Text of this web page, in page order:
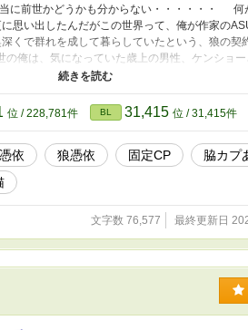
に前世かどうかも分からない・・・・・・ 何
思い出したんだがこの世界って、俺が作家の
で群れを成して暮らしていたという、狼の契
俺は、気になっていた歳上の男性、ケンショ
絶滅したかもと言われる山狼族を探しているわ
の世界でケンショーさんにガッツリ捕まり溺愛
魔王に溺愛される」から続く異世界と同じ世界
章「前世の記憶」は、これまでの物語の説明が
心でお読みいただけると助かります。 ☆そこま
位 / 228,781件 BL 31,415 位 / 31,415件
依 狼憑依 固定CP 脇カプ
文字数 76,577 最終更新日